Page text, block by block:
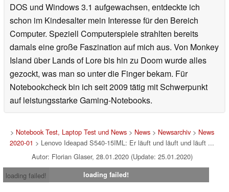
DOS und Windows 3.1 aufgewachsen, entdeckte ich
schon im Kindesalter mein Interesse für den Bereich
Computer. Speziell Computerspiele strahlten bereits
damals eine große Faszination auf mich aus. Von Monkey
Island über Lands of Lore bis hin zu Doom wurde alles
gezockt, was man so unter die Finger bekam. Für
Notebookcheck bin ich seit 2009 tätig mit Schwerpunkt
auf leistungsstarke Gaming-Notebooks.
> Notebook Test, Laptop Test und News> News> Newsarchiv> News
2020-01 > Lenovo Ideapad S540-15IML: Er läuft und läuft und läuft ...
Autor: Florian Glaser, 28.01.2020 (Update: 25.01.2020)
loading failed!
loading failed!